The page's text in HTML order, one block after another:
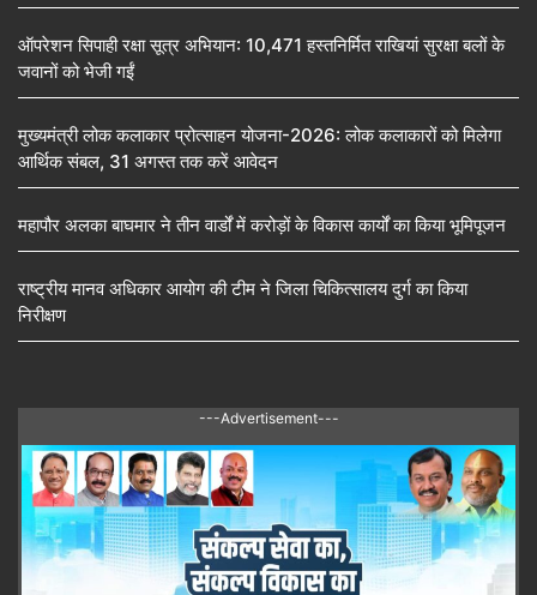
ऑपरेशन सिपाही रक्षा सूत्र अभियान: 10,471 हस्तनिर्मित राखियां सुरक्षा बलों के
जवानों को भेजी गईं
मुख्यमंत्री लोक कलाकार प्रोत्साहन योजना-2026: लोक कलाकारों को मिलेगा
आर्थिक संबल, 31 अगस्त तक करें आवेदन
महापौर अलका बाघमार ने तीन वार्डों में करोड़ों के विकास कार्यों का किया भूमिपूजन
राष्ट्रीय मानव अधिकार आयोग की टीम ने जिला चिकित्सालय दुर्ग का किया
निरीक्षण
---Advertisement---